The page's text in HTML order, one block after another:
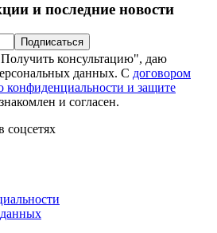
и последние новости
Подписаться
консультацию", даю
данных. С договором
конфиденциальности и защите
и согласен.
соцсетях